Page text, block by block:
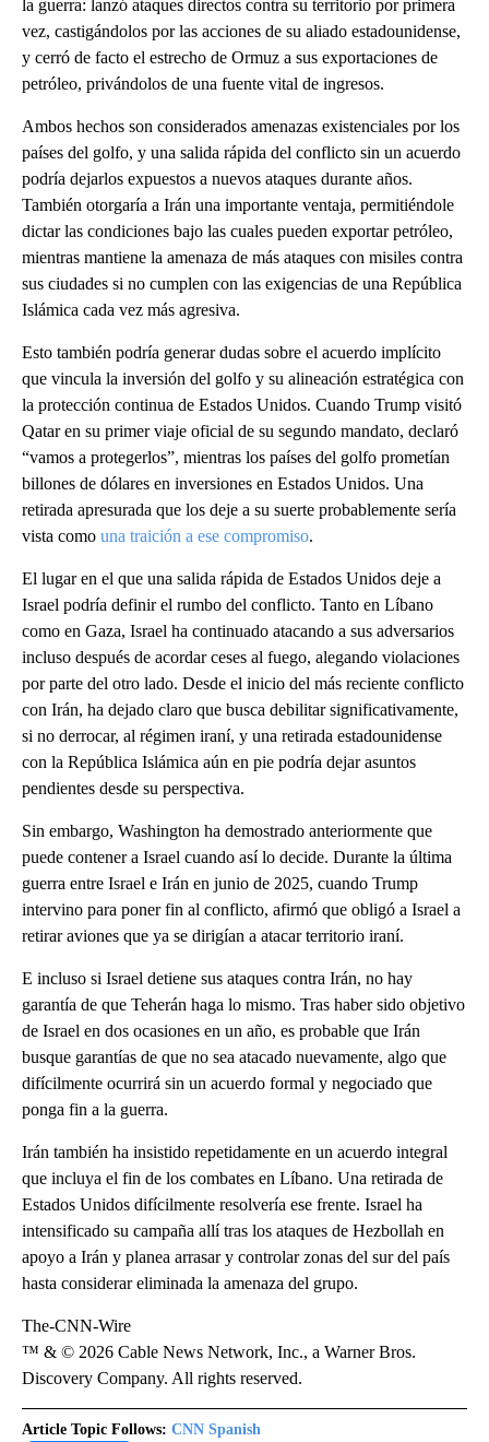
la guerra: lanzó ataques directos contra su territorio por primera
vez, castigándolos por las acciones de su aliado estadounidense,
y cerró de facto el estrecho de Ormuz a sus exportaciones de
petróleo, privándolos de una fuente vital de ingresos.
Ambos hechos son considerados amenazas existenciales por los
países del golfo, y una salida rápida del conflicto sin un acuerdo
podría dejarlos expuestos a nuevos ataques durante años.
También otorgaría a Irán una importante ventaja, permitiéndole
dictar las condiciones bajo las cuales pueden exportar petróleo,
mientras mantiene la amenaza de más ataques con misiles contra
sus ciudades si no cumplen con las exigencias de una República
Islámica cada vez más agresiva.
Esto también podría generar dudas sobre el acuerdo implícito
que vincula la inversión del golfo y su alineación estratégica con
la protección continua de Estados Unidos. Cuando Trump visitó
Qatar en su primer viaje oficial de su segundo mandato, declaró
“vamos a protegerlos”, mientras los países del golfo prometían
billones de dólares en inversiones en Estados Unidos. Una
retirada apresurada que los deje a su suerte probablemente sería
vista como una traición a ese compromiso.
El lugar en el que una salida rápida de Estados Unidos deje a
Israel podría definir el rumbo del conflicto. Tanto en Líbano
como en Gaza, Israel ha continuado atacando a sus adversarios
incluso después de acordar ceses al fuego, alegando violaciones
por parte del otro lado. Desde el inicio del más reciente conflicto
con Irán, ha dejado claro que busca debilitar significativamente,
si no derrocar, al régimen iraní, y una retirada estadounidense
con la República Islámica aún en pie podría dejar asuntos
pendientes desde su perspectiva.
Sin embargo, Washington ha demostrado anteriormente que
puede contener a Israel cuando así lo decide. Durante la última
guerra entre Israel e Irán en junio de 2025, cuando Trump
intervino para poner fin al conflicto, afirmó que obligó a Israel a
retirar aviones que ya se dirigían a atacar territorio iraní.
E incluso si Israel detiene sus ataques contra Irán, no hay
garantía de que Teherán haga lo mismo. Tras haber sido objetivo
de Israel en dos ocasiones en un año, es probable que Irán
busque garantías de que no sea atacado nuevamente, algo que
difícilmente ocurrirá sin un acuerdo formal y negociado que
ponga fin a la guerra.
Irán también ha insistido repetidamente en un acuerdo integral
que incluya el fin de los combates en Líbano. Una retirada de
Estados Unidos difícilmente resolvería ese frente. Israel ha
intensificado su campaña allí tras los ataques de Hezbollah en
apoyo a Irán y planea arrasar y controlar zonas del sur del país
hasta considerar eliminada la amenaza del grupo.
The-CNN-Wire
™ & © 2026 Cable News Network, Inc., a Warner Bros.
Discovery Company. All rights reserved.
Article Topic Follows: CNN Spanish